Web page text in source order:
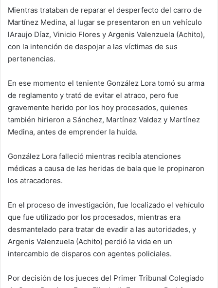
Mientras trataban de reparar el desperfecto del carro de
Martínez Medina, al lugar se presentaron en un vehículo
lAraujo Díaz, Vinicio Flores y Argenis Valenzuela (Achito),
con la intención de despojar a las víctimas de sus
pertenencias.
En ese momento el teniente González Lora tomó su arma
de reglamento y trató de evitar el atraco, pero fue
gravemente herido por los hoy procesados, quienes
también hirieron a Sánchez, Martínez Valdez y Martínez
Medina, antes de emprender la huida.
González Lora falleció mientras recibía atenciones
médicas a causa de las heridas de bala que le propinaron
los atracadores.
En el proceso de investigación, fue localizado el vehículo
que fue utilizado por los procesados, mientras era
desmantelado para tratar de evadir a las autoridades, y
Argenis Valenzuela (Achito) perdió la vida en un
intercambio de disparos con agentes policiales.
Por decisión de los jueces del Primer Tribunal Colegiado